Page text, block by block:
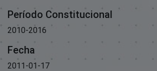
Período Constitucional
2010-2016
Fecha
2011-01-17